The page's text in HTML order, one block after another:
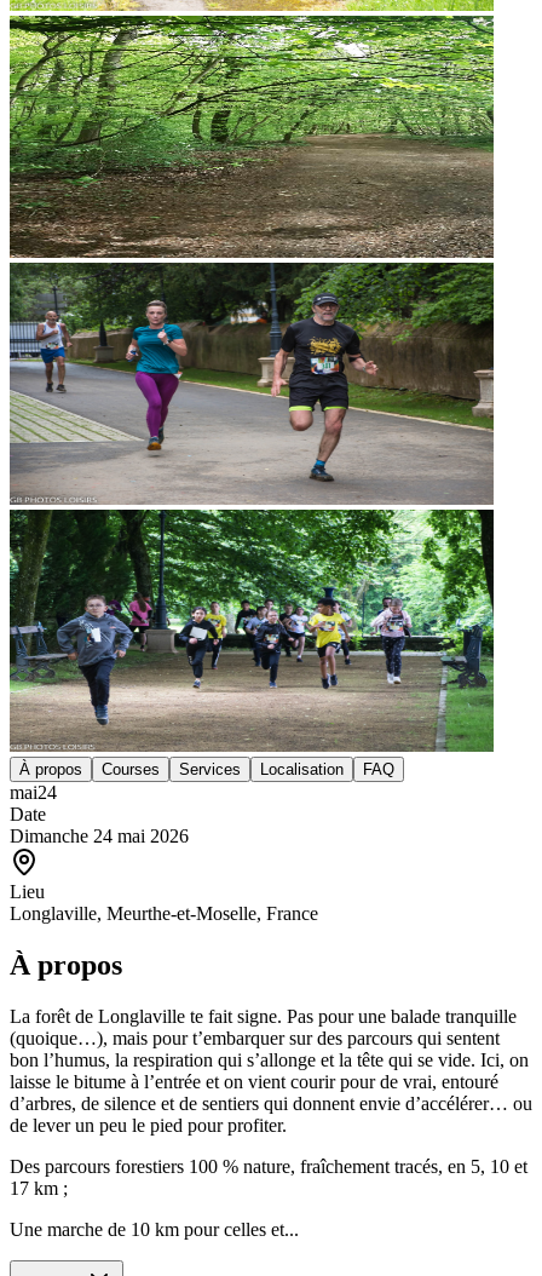
À propos Courses Services Localisation FAQ
mai24
Date
Dimanche 24 mai 2026
Lieu
Longlaville, Meurthe-et-Moselle, France
À propos
La forêt de Longlaville te fait signe. Pas pour une balade tranquille
(quoique…), mais pour t’embarquer sur des parcours qui sentent
bon l’humus, la respiration qui s’allonge et la tête qui se vide. Ici, on
laisse le bitume à l’entrée et on vient courir pour de vrai, entouré
d’arbres, de silence et de sentiers qui donnent envie d’accélérer… ou
de lever un peu le pied pour profiter.
Des parcours forestiers 100 % nature, fraîchement tracés, en 5, 10 et
17 km ;
Une marche de 10 km pour celles et...